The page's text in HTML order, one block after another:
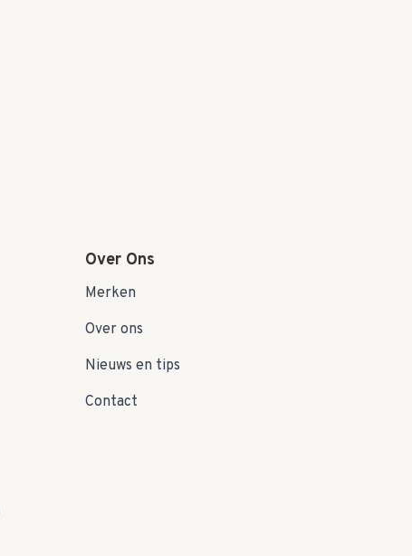
Over Ons
Merken
Over ons
Nieuws en tips
Contact